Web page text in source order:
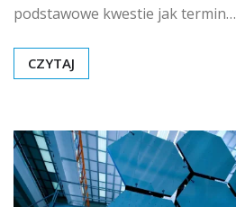
podstawowe kwestie jak termin…
CZYTAJ